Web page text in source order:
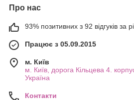
Про нас
93% позитивних з 92 відгуків за
Працює з 05.09.2015
м. Київ
м. Київ, дорога Кільцева 4.
Україна
Контакти